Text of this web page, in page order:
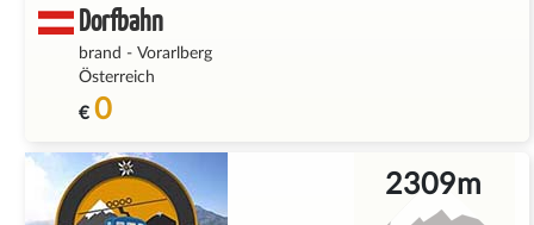
Dorfbahn
brand - Vorarlberg
Österreich
€ 0
2309m